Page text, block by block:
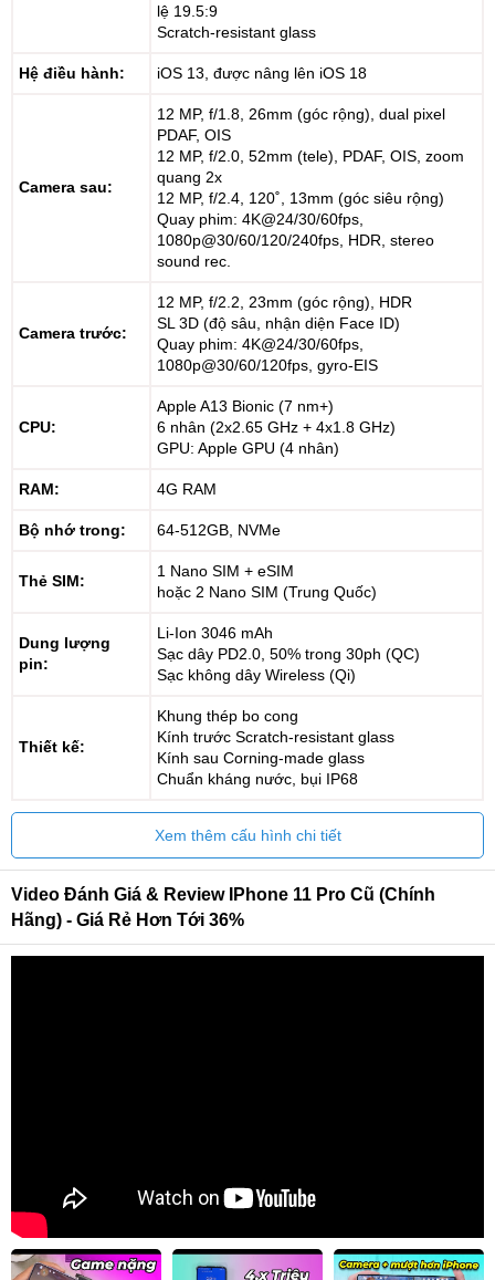
lệ 19.5:9
Scratch-resistant glass
Hệ điều hành: iOS 13, được nâng lên iOS 18
Camera sau:
12 MP, f/1.8, 26mm (góc rộng), dual pixel
PDAF, OIS
12 MP, f/2.0, 52mm (tele), PDAF, OIS, zoom
quang 2x
12 MP, f/2.4, 120˚, 13mm (góc siêu rộng)
Quay phim: 4K@24/30/60fps,
1080p@30/60/120/240fps, HDR, stereo
sound rec.
Camera trước:
12 MP, f/2.2, 23mm (góc rộng), HDR
SL 3D (độ sâu, nhận diện Face ID)
Quay phim: 4K@24/30/60fps,
1080p@30/60/120fps, gyro-EIS
CPU:
Apple A13 Bionic (7 nm+)
6 nhân (2x2.65 GHz + 4x1.8 GHz)
GPU: Apple GPU (4 nhân)
RAM: 4G RAM
Bộ nhớ trong: 64-512GB, NVMe
Thẻ SIM:
1 Nano SIM + eSIM
hoặc 2 Nano SIM (Trung Quốc)
Dung lượng
pin:
Li-Ion 3046 mAh
Sạc dây PD2.0, 50% trong 30ph (QC)
Sạc không dây Wireless (Qi)
Thiết kế:
Khung thép bo cong
Kính trước Scratch-resistant glass
Kính sau Corning-made glass
Chuẩn kháng nước, bụi IP68
Xem thêm cấu hình chi tiết
Video Đánh Giá & Review IPhone 11 Pro Cũ (Chính
Hãng) - Giá Rẻ Hơn Tới 36%